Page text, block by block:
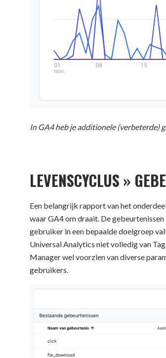
In GA4 heb je additionele (verbeterde)
LEVENSCYCLUS »
Een belangrijk rapport van het
waar GA4 om draait. De
gebruiker in een bepaalde doelgroep
Universal Analytics niet volledig van
Manager wel voorzien van diverse
gebruikers.